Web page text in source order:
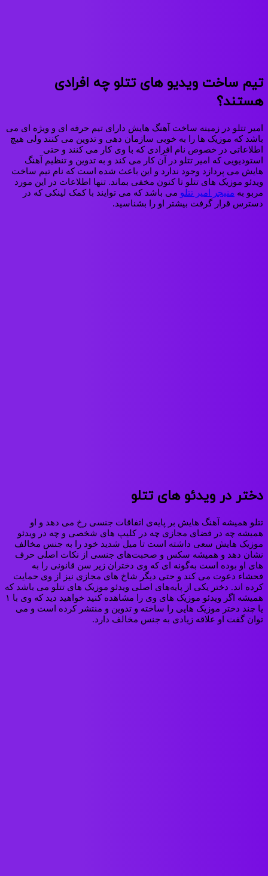
تیم ساخت ویدیو های تتلو چه افرادی
هستند؟
امیر تتلو در زمینه ساخت آهنگ‌ هایش دارای تیم حرفه‌ ای و ویژه‌ ای می‌
باشد که موزیک‌ ها را به‌ خوبی سازمان‌ دهی و تدوین می‌ کنند ولی هیچ
اطلاعاتی در خصوص نام افرادی که با وی کار می‌ کنند و حتی
استودیویی که امیر تتلو در آن کار می‌ کند و به تدوین و تنظیم آهنگ
هایش می‌ پردازد وجود ندارد و این باعث شده‌ است که نام تیم ساخت
ویدئو موزیک‌ های تتلو تا کنون مخفی بماند. تنها اطلاعات در این مورد
مربو به منیجر امیر تتلو می باشد که می توایند با کمک لینکی که در
دسترس قرار گرفت بیشتر او را بشناسید.
دختر در ویدئو های تتلو
تتلو همیشه آهنگ‌ هایش بر پایه‌ی اتفاقات جنسی رخ می‌ دهد و او
همیشه چه در فضای مجازی چه در کلیپ‌ های شخصی و چه در ویدئو
موزیک‌ هایش سعی داشته‌ است تا میل شدید خود را به جنس مخالف
نشان‌ دهد و همیشه سکس و صحبت‌های جنسی از نکات اصلی حرف‌
های او بوده‌ است به‌گونه‌ ای که وی دختران زیر سن قانونی را به
فحشاء دعوت می‌ کند و حتی دیگر شاخ‌ های مجازی نیز از وی حمایت
کرده‌ اند. دختر یکی از پایه‌های اصلی ویدئو موزیک‌ های تتلو می‌ باشد که
همیشه اگر ویدئو موزیک‌ های وی را مشاهده کنید خواهید دید که وی با ۱
یا چند دختر موزیک‌ هایی را ساخته و تدوین و منتشر کرده‌ است و می‌
توان گفت او علاقه زیادی به جنس مخالف دارد.